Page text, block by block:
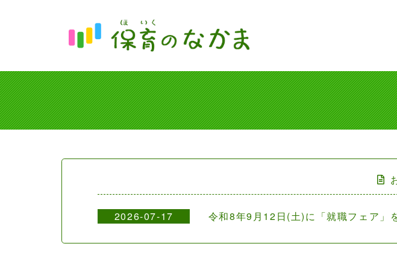
2026-07-17 令和8年9月12日(土)に「就職フェア」